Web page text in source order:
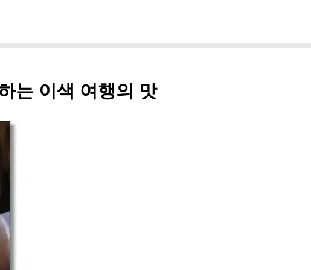
는 이색 여행의 맛